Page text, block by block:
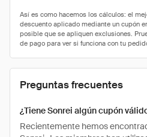
Preguntas frecuentes
¿Tiene Sonrei algún cupón
Recientemente hemos